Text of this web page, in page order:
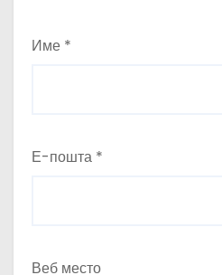
Име *
Е-пошта *
Веб место